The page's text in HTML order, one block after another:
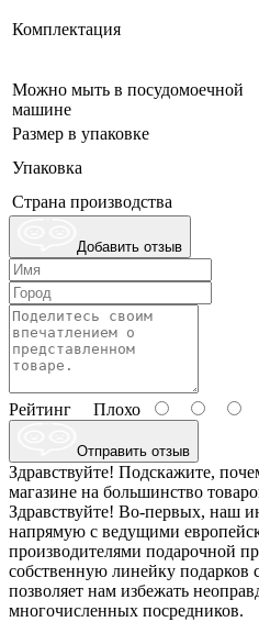
Комплектация
Можно мыть в посудомоечной
машине
Размер в упаковке
Упаковка
Страна производства
Добавить отзыв
Рейтинг Плохо
Отправить отзыв
Здравствуйте! Подскажите,
магазине на большинство
Здравствуйте! Во-первых, наш
напрямую с ведущими
производителями подарочной
собственную линейку подарков
позволяет нам избежать
многочисленных посредников.